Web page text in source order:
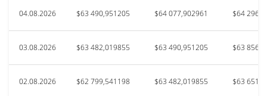
04.08.2026 $63 490,951205 $64 077,902961 $64
03.08.2026 $63 482,019855 $63 490,951205 $63
02.08.2026 $62 799,541198 $63 482,019855 $63